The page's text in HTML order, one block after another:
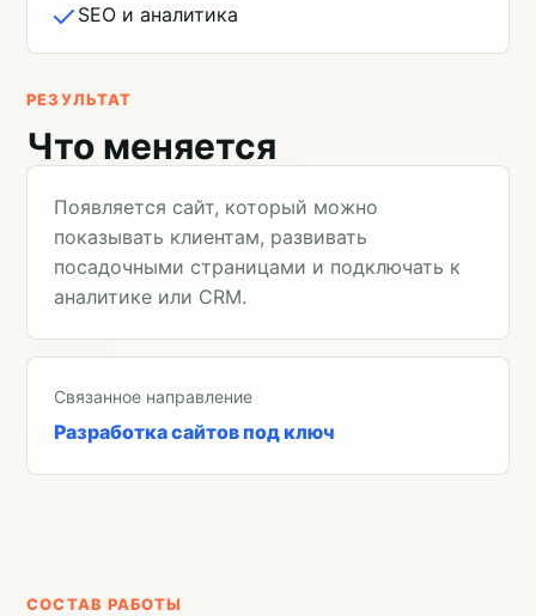
SEO и аналитика
РЕЗУЛЬТАТ
Что меняется
Появляется сайт, который можно
показывать клиентам, развивать
посадочными страницами и подключать к
аналитике или CRM.
Связанное направление
Разработка сайтов под ключ
СОСТАВ РАБОТЫ